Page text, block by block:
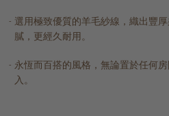
選用極致優質的羊毛紗線，織出豐
膩，更經久耐用。
永恆而百搭的風格，無論置於任何
入。